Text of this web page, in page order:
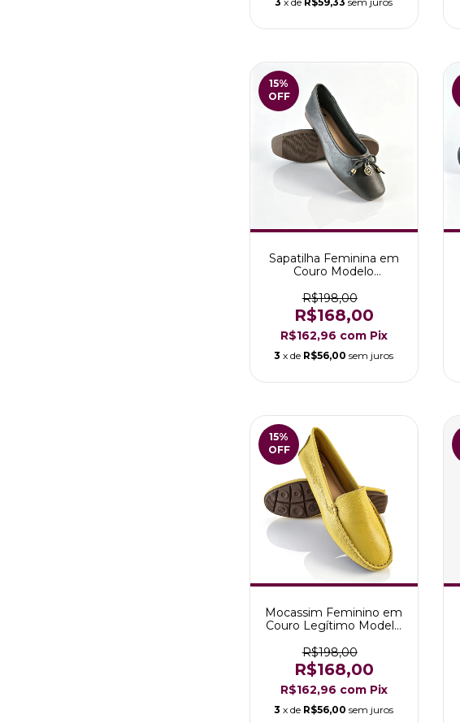
15%
OFF
Sapatilha Feminina em
Couro Modelo
Musgo
R$198,00
R$168,00
R$162,96 com Pix
3 x de R$56,00 sem juros
15%
OFF
Mocassim Feminino em
Couro Legítimo Modelo
R$198,00
R$168,00
R$162,96 com Pix
3 x de R$56,00 sem juros